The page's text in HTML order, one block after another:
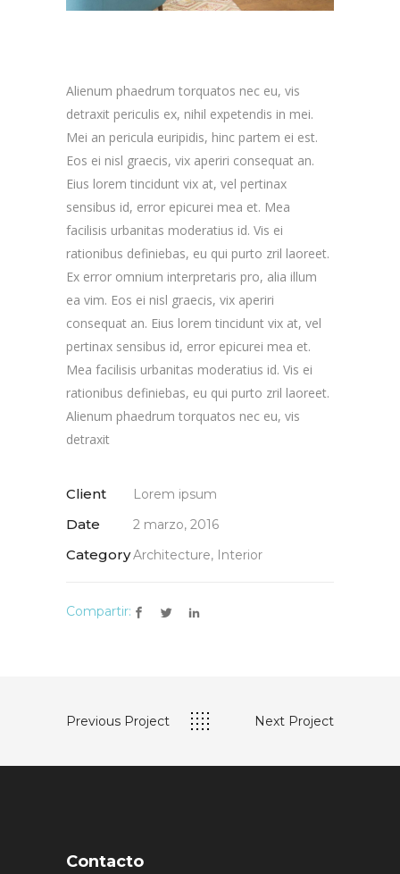
Alienum phaedrum torquatos nec eu, vis
detraxit periculis ex, nihil expetendis in mei.
Mei an pericula euripidis, hinc partem ei est.
Eos ei nisl graecis, vix aperiri consequat an.
Eius lorem tincidunt vix at, vel pertinax
sensibus id, error epicurei mea et. Mea
facilisis urbanitas moderatius id. Vis ei
rationibus definiebas, eu qui purto zril laoreet.
Ex error omnium interpretaris pro, alia illum
ea vim. Eos ei nisl graecis, vix aperiri
consequat an. Eius lorem tincidunt vix at, vel
pertinax sensibus id, error epicurei mea et.
Mea facilisis urbanitas moderatius id. Vis ei
rationibus definiebas, eu qui purto zril laoreet.
Alienum phaedrum torquatos nec eu, vis
detraxit
Client Lorem ipsum
Date 2 marzo, 2016
CategoryArchitecture, Interior
Compartir:
Previous Project Next Project
Contacto